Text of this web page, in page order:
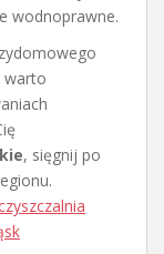
wodnoprawne.
warto
, sięgnij po